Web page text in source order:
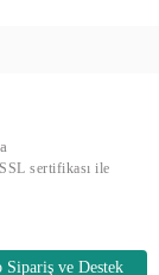
Sipariş ve Destek
sertifikası ile